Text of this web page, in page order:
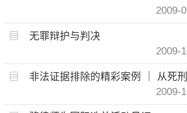
2009-
无罪辩护与判决
2009-
非法证据排除的精彩案例 ｜ 从死
2009-